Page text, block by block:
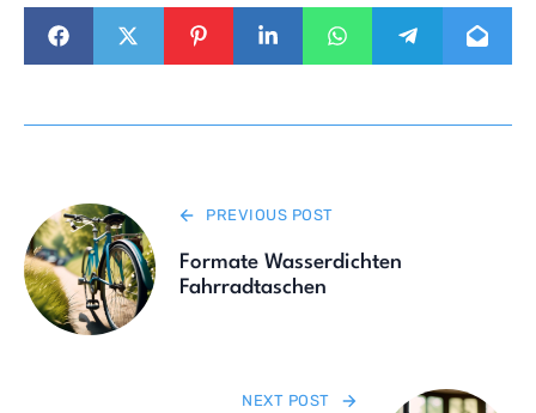
PREVIOUS POST
Formate Wasserdichten
Fahrradtaschen
NEXT POST